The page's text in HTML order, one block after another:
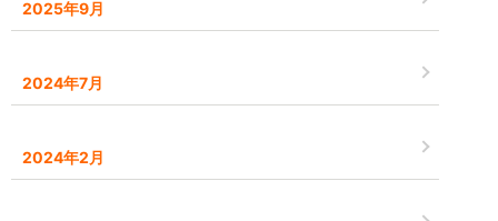
2025年9月
2024年7月
2024年2月